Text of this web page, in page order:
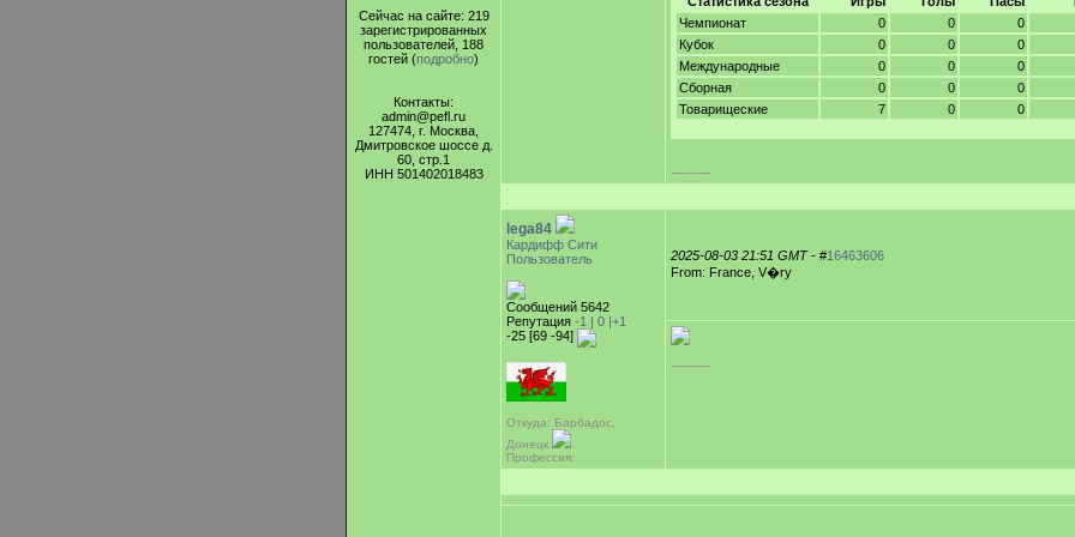
Сейчас на сайте: 219
зарегистрированных
пользователей, 188
гостей (подробно)
Контакты:
admin@pefl.ru
127474, г. Москва,
Дмитровское шоссе д.
60, стр.1
ИНН 501402018483
Чемпионат
0 0 0
Кубок 0 0 0
Международные
0 0 0
Сборная
0 0 0
Товарищеские
7 0 0
-----------
lega84
Кардифф Сити
Пользователь
Сообщений 5642
Репутация -1 | 0 |+1
-25 [69 -94]
Откуда: Барбадос,
Донецк
Профессия:
2025-08-03 21:51 GMT- #16463606
From: France, V�ry
-----------